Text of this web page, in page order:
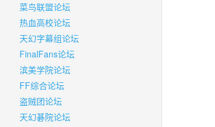
菜鸟联盟论坛
热血高校论坛
天幻字幕组论坛
FinalFans论坛
滨美学院论坛
FF综合论坛
盗贼团论坛
天幻碁院论坛